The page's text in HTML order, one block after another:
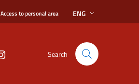
Access to personal area ENG
Search